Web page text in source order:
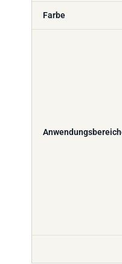
Farbe
Anwendungsbereiche